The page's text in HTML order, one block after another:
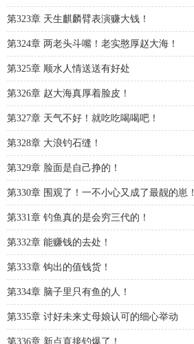
第323章 天生麒麟臂表演赚大钱！
第324章 两老头斗嘴！老实憨厚赵大海！
第325章 顺水人情送送有好处
第326章 赵大海真厚着脸皮！
第327章 天气不好！就吃吃喝喝吧！
第328章 大浪钓石缝！
第329章 脸面是自己挣的！
第330章 围观了！一不小心又成了最靓的崽！
第331章 钓鱼真的是会穷三代的！
第332章 能赚钱的去处！
第333章 钩出的值钱货！
第334章 脑子里只有鱼的人！
第335章 讨好未来丈母娘认可的细心举动
第336章 新点直接钓爆了！